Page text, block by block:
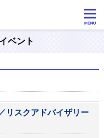
ベント
リスクアドバイザリー